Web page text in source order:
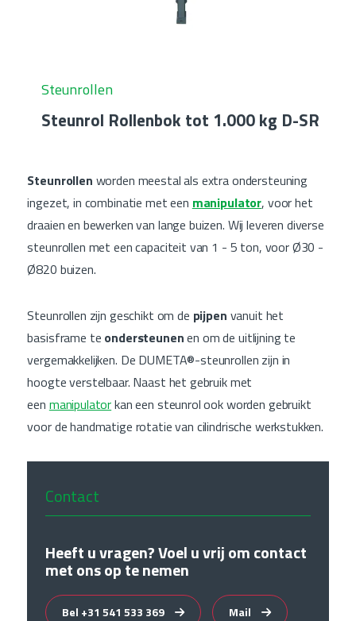
Steunrollen
Steunrol Rollenbok tot 1.000 kg D-SR
Steunrollen worden meestal als extra ondersteuning
ingezet, in combinatie met een manipulator, voor het
draaien en bewerken van lange buizen. Wij leveren diverse
steunrollen met een capaciteit van 1 - 5 ton, voor Ø30 -
Ø820 buizen.
Steunrollen zijn geschikt om de pijpen vanuit het
basisframe te ondersteunenen om de uitlijning te
vergemakkelijken. De DUMETA®-steunrollen zijn in
hoogte verstelbaar. Naast het gebruik met
een manipulatorkan een steunrol ook worden gebruikt
voor de handmatige rotatie van cilindrische werkstukken.
Contact
Heeft u vragen? Voel u vrij om contact
met ons op te nemen
Bel +31 541 533 369 Mail